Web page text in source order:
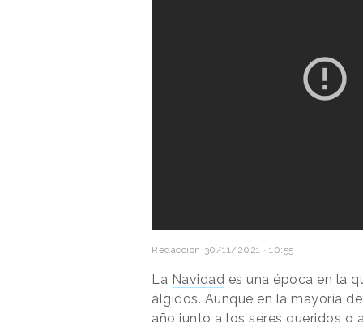
Redacción 30/11/2021 · 10:55
La Navidad es una época en la
álgidos. Aunque en la mayoría
año junto a los seres queridos o